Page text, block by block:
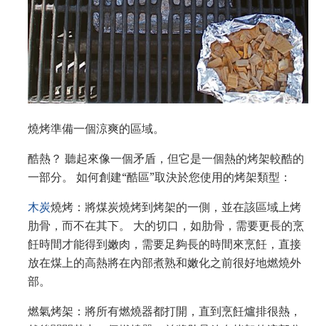
燒烤準備一個涼爽的區域。
酷熱？ 聽起來像一個矛盾，但它是一個熱的烤架較酷的
一部分。 如何創建“酷區”取決於您使用的烤架類型：
木炭燒烤：將煤炭燒烤到烤架的一側，並在該區域上烤
肋骨，而不在其下。 大的切口，如肋骨，需要更長的烹
飪時間才能得到嫩肉，需要足夠長的時間來烹飪，直接
放在煤上的高熱將在內部煮熟和嫩化之前很好地燃燒外
部。
燃氣烤架：將所有燃燒器都打開，直到烹飪爐排很熱，